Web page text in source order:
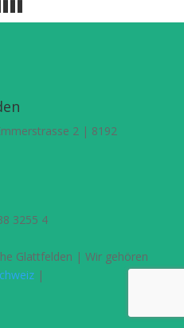
2 | 8192
3255 4
Glattfelden | Wir gehören
|